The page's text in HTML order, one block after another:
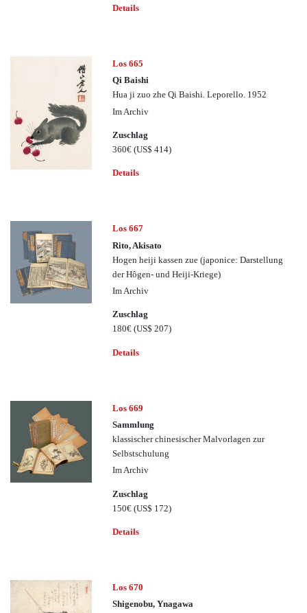
Details
Los 665
Qi Baishi
Hua ji zuo zhe Qi Baishi. Leporello. 1952
Im Archiv
Zuschlag
360€(US$ 414)
Details
Los 667
Rito, Akisato
Hogen heiji kassen zue (japonice: Darstellung
der Hôgen- und Heiji-Kriege)
Im Archiv
Zuschlag
180€(US$ 207)
Details
Los 669
Sammlung
klassischer chinesischer Malvorlagen zur
Selbstschulung
Im Archiv
Zuschlag
150€(US$ 172)
Details
Los 670
Shigenobu, Ynagawa